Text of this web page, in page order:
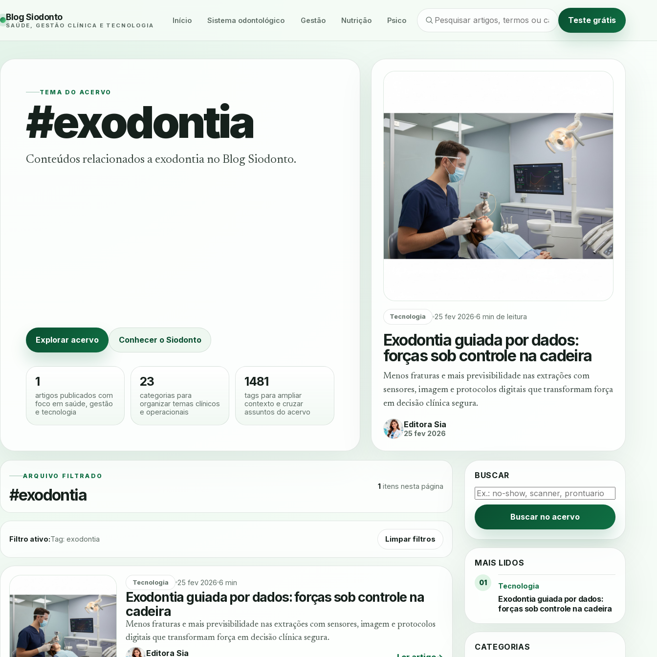
Blog Siodonto
SAÚDE, GESTÃO CLÍNICA E TECNOLOGIA
Início Sistema odontológico Gestão Nutrição Psicologia Método editorial Teste grátis
TEMA DO ACERVO
#exodontia
Conteúdos relacionados a exodontia no Blog Siodonto.
Explorar acervo Conhecer o Siodonto
1
artigos publicados com
foco em saúde, gestão
e tecnologia
23
categorias para
organizar temas clínicos
e operacionais
1481
tags para ampliar
contexto e cruzar
assuntos do acervo
Tecnologia 25 fev 2026 6 min de leitura
Exodontia guiada por dados:
forças sob controle na cadeira
Menos fraturas e mais previsibilidade nas extrações com
sensores, imagem e protocolos digitais que transformam força
em decisão clínica segura.
Editora Sia
25 fev 2026
ARQUIVO FILTRADO
#exodontia 1 itens nesta página
Filtro ativo:Tag: exodontia Limpar filtros
Tecnologia 25 fev 2026 6 min
Exodontia guiada por dados: forças sob controle na
cadeira
Menos fraturas e mais previsibilidade nas extrações com sensores, imagem e protocolos
digitais que transformam força em decisão clínica segura.
Editora Sia
BUSCAR
Buscar no acervo
MAIS LIDOS
01 Tecnologia
Exodontia guiada por dados:
forças sob controle na cadeira
CATEGORIAS